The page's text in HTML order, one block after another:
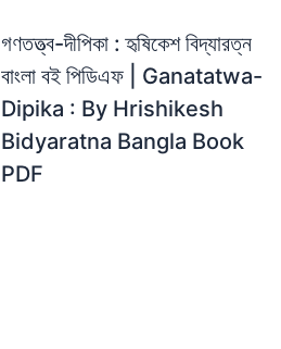
গণতত্ত্ব-দীপিকা : হৃষিকেশ বিদ্যারত্ন
বাংলা বই পিডিএফ | Ganatatwa-
Dipika : By Hrishikesh
Bidyaratna Bangla Book
PDF